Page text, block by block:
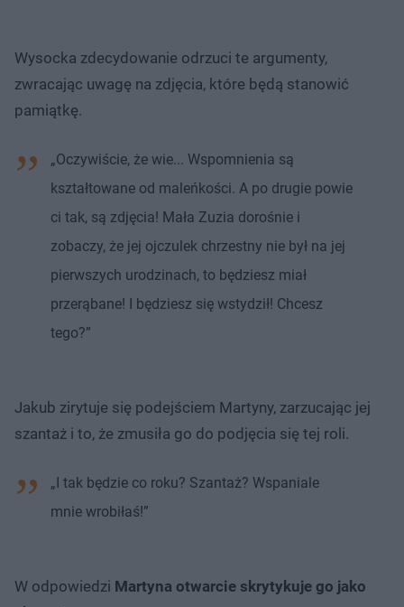
Wysocka zdecydowanie odrzuci te argumenty,
zwracając uwagę na zdjęcia, które będą stanowić
pamiątkę.
„Oczywiście, że wie... Wspomnienia są
kształtowane od maleńkości. A po drugie powie
ci tak, są zdjęcia! Mała Zuzia dorośnie i
zobaczy, że jej ojczulek chrzestny nie był na jej
pierwszych urodzinach, to będziesz miał
przerąbane! I będziesz się wstydził! Chcesz
tego?”
Jakub zirytuje się podejściem Martyny, zarzucając jej
szantaż i to, że zmusiła go do podjęcia się tej roli.
„I tak będzie co roku? Szantaż? Wspaniale
mnie wrobiłaś!”
W odpowiedzi Martyna otwarcie skrytykuje go jako